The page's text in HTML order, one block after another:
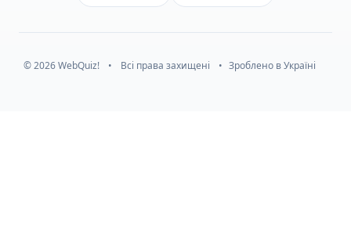
© 2026 WebQuiz! • Всі права захищені • Зроблено в Україні